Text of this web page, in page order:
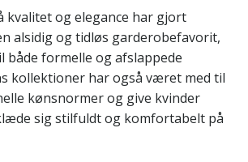
kvalitet og elegance har gjort
alsidig og tidløs garderobefavorit,
både formelle og afslappede
kollektioner har også været med til
kønsnormer og give kvinder
sig stilfuldt og komfortabelt på